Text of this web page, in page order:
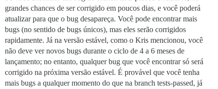
grandes chances de ser corrigido em poucos dias, e você poderá
atualizar para que o bug desapareça. Você pode encontrar mais
bugs (no sentido de bugs únicos), mas eles serão corrigidos
rapidamente. Já na versão estável, como o Kris mencionou, você
não deve ver novos bugs durante o ciclo de 4 a 6 meses de
lançamento; no entanto, qualquer bug que você encontrar só será
corrigido na próxima versão estável. É provável que você tenha
mais bugs a qualquer momento do que na branch tests-passed, já